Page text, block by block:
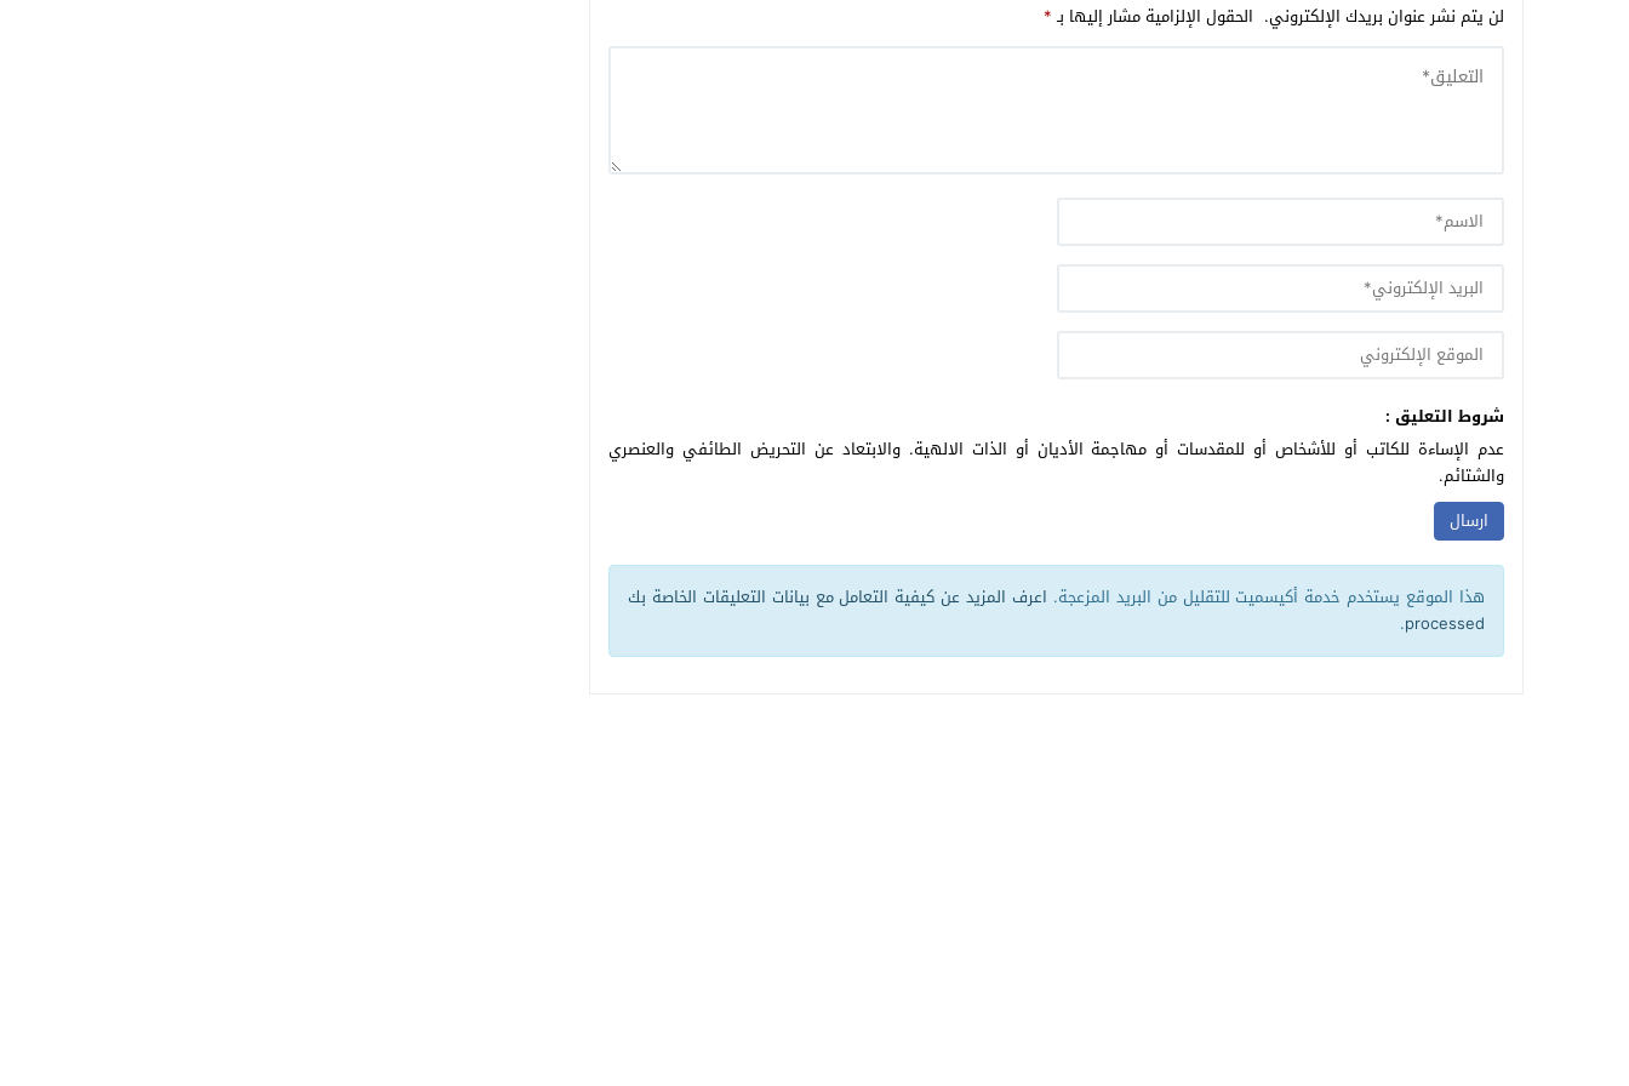
لن يتم نشر عنوان بريدك الإلكتروني. الحقول الإلزامية مشار إليها بـ*
شروط التعليق :
عدم الإساءة للكاتب أو للأشخاص أو للمقدسات أو مهاجمة الأديان أو الذات الالهية. والابتعاد عن التحريض الطائفي والعنصري
والشتائم.
هذا الموقع يستخدم خدمة أكيسميت للتقليل من البريد المزعجة. اعرف المزيد عن كيفية التعامل مع بيانات التعليقات الخاصة بك
processed
.